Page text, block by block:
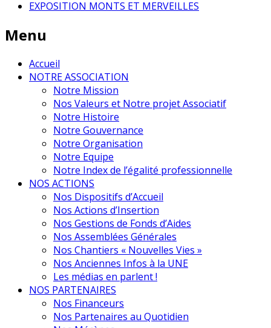
EXPOSITION MONTS ET MERVEILLES
Menu
Accueil
NOTRE ASSOCIATION
Notre Mission
Nos Valeurs et Notre projet Associatif
Notre Histoire
Notre Gouvernance
Notre Organisation
Notre Equipe
Notre Index de l’égalité professionnelle
NOS ACTIONS
Nos Dispositifs d’Accueil
Nos Actions d’Insertion
Nos Gestions de Fonds d’Aides
Nos Assemblées Générales
Nos Chantiers « Nouvelles Vies »
Nos Anciennes Infos à la UNE
Les médias en parlent !
NOS PARTENAIRES
Nos Financeurs
Nos Partenaires au Quotidien